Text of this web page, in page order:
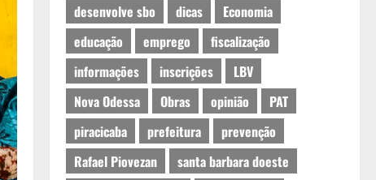
desenvolve sbo
dicas
Economia
educação
emprego
fiscalização
informações
inscrições
LBV
Nova Odessa
Obras opinião
PAT
piracicaba
prefeitura
prevenção
Rafael Piovezan
santa barbara doeste